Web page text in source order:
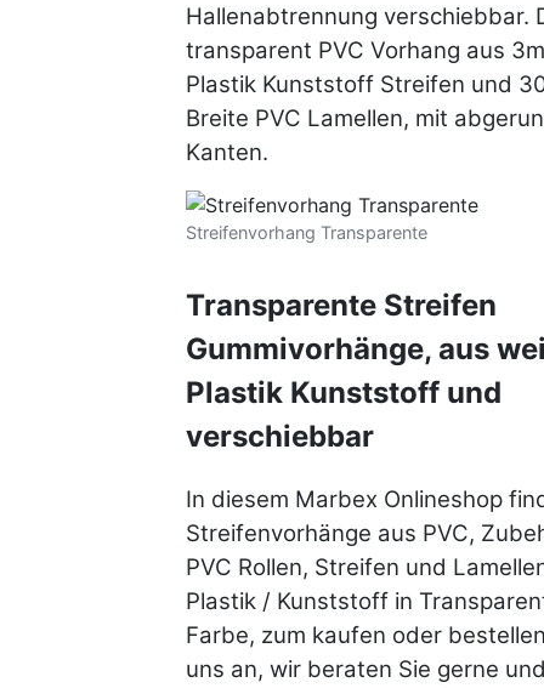
Hallenabtrennung verschiebbar.
transparent PVC Vorhang aus
Plastik Kunststoff Streifen und
Breite PVC Lamellen, mit
Kanten.
Streifenvorhang Transparente
Transparente Streifen
Gummivorhänge, aus
Plastik Kunststoff und
verschiebbar
In diesem Marbex Onlineshop
Streifenvorhänge aus PVC,
PVC Rollen, Streifen und
Plastik / Kunststoff in
Farbe, zum kaufen oder
uns an, wir beraten Sie gerne